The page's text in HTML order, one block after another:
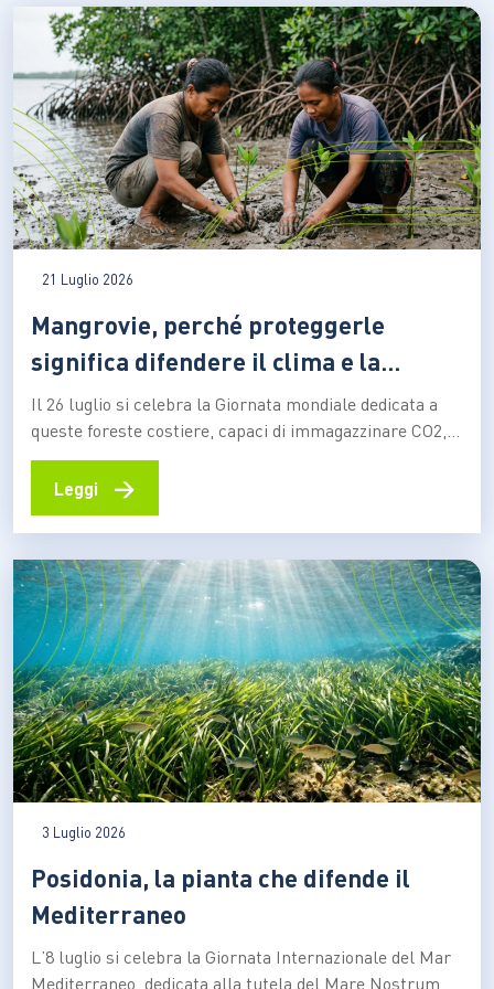
21 Luglio 2026
Mangrovie, perché proteggerle
significa difendere il clima e la
biodiversità
Il 26 luglio si celebra la Giornata mondiale dedicata a
queste foreste costiere, capaci di immagazzinare CO2,
attenuare gli effetti degli eventi estremi e sostenere la
vita e le economie di milioni di persone Le mangrovie
subtropicali del pianeta, nei territori…
Leggi →
3 Luglio 2026
Posidonia, la pianta che difende il
Mediterraneo
L’8 luglio si celebra la Giornata Internazionale del Mar
Mediterraneo, dedicata alla tutela del Mare Nostrum e